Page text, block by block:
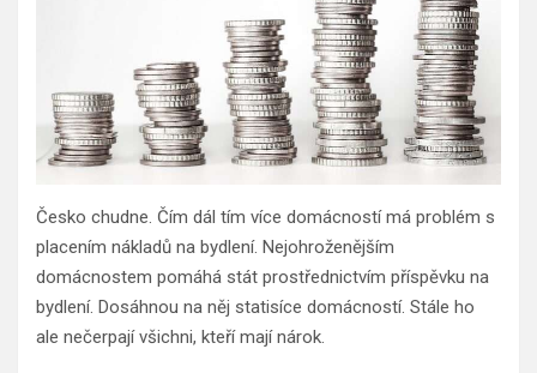
Česko chudne. Čím dál tím více domácností má problém s
placením nákladů na bydlení. Nejohroženějším
domácnostem pomáhá stát prostřednictvím příspěvku na
bydlení. Dosáhnou na něj statisíce domácností. Stále ho
ale nečerpají všichni, kteří mají nárok.